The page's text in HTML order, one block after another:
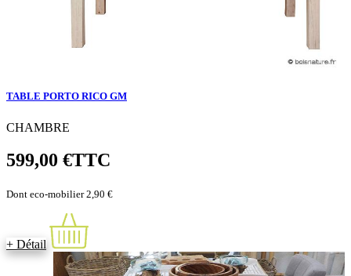
TABLE PORTO RICO GM
CHAMBRE
599,00 €TTC
Dont eco-mobilier 2,90 €
+ Détail